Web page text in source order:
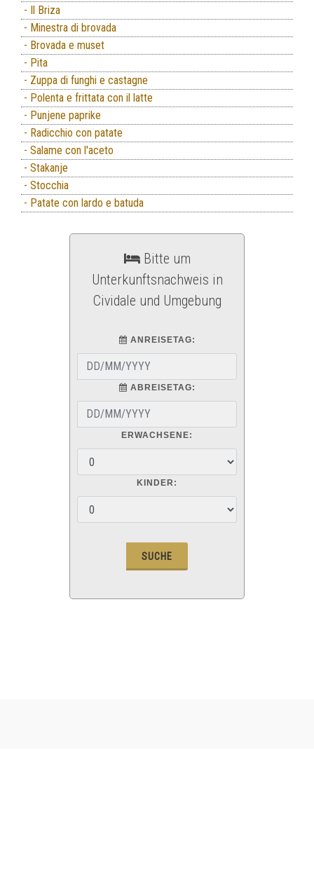
- Il Briza
- Minestra di brovada
- Brovada e muset
- Pita
- Zuppa di funghi e castagne
- Polenta e frittata con il latte
- Punjene paprike
- Radicchio con patate
- Salame con l'aceto
- Stakanje
- Stocchia
- Patate con lardo e batuda
Bitte um
Unterkunftsnachweis in
Cividale und Umgebung
ANREISETAG:
ABREISETAG:
ERWACHSENE:
KINDER: